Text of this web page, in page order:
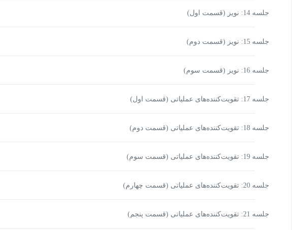
جلسه 14: نویز (قسمت اول)
جلسه 15: نویز (قسمت دوم)
جلسه 16: نویز (قسمت سوم)
جلسه 17: تقویت‌کننده‌های عملیاتی (قسمت اول)
جلسه 18: تقویت‌کننده‌های عملیاتی (قسمت دوم)
جلسه 19: تقویت‌کننده‌های عملیاتی (قسمت سوم)
جلسه 20: تقویت‌کننده‌های عملیاتی (قسمت چهارم)
جلسه 21: تقویت‌کننده‌های عملیاتی (قسمت پنجم)